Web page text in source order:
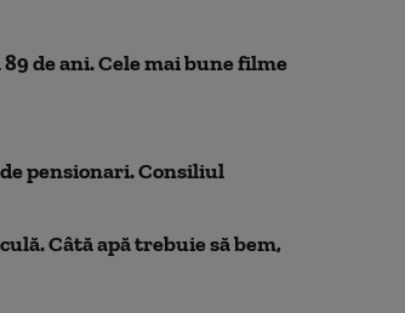
de ani. Cele mai bune filme
pensionari. Consiliul
Câtă apă trebuie să bem,